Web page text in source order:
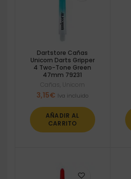
Dartstore Cañas
Unicorn Darts Gripper
4 Two-Tone Green
47mm 79231
Cañas Unicorn
3,15€ Iva incluido
AÑADIR AL
CARRITO